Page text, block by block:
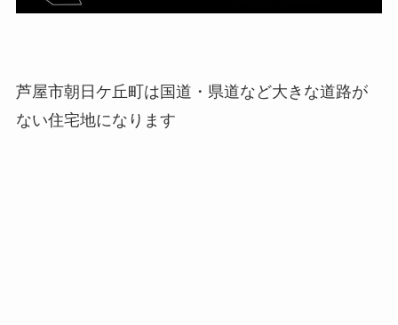
芦屋市朝日ケ丘町は国道・県道など大きな道路が
ない住宅地になります